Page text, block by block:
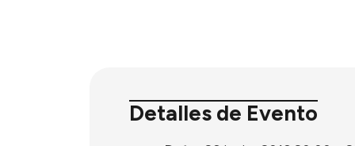
Detalles de Evento